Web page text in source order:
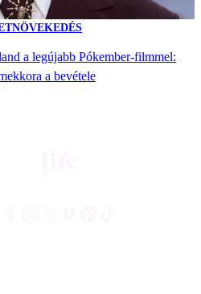
a legújabb Pókember-filmmel:
a bevétele